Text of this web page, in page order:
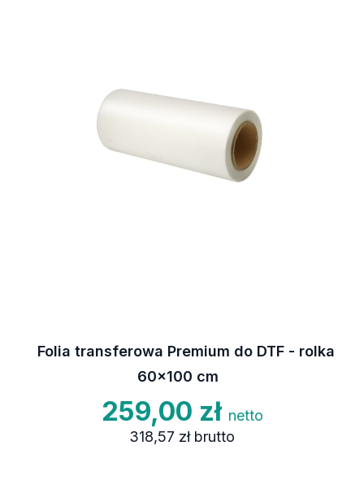
Folia transferowa Premium do DTF - rolka
60x100 cm
259,00 zł netto
318,57 zł brutto